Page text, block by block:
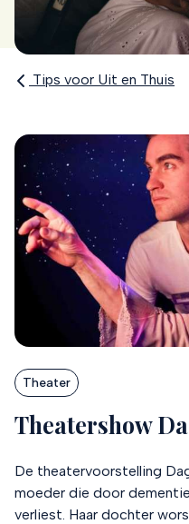
Tips voor Uit en Thuis
Theater
Theatershow
De theatervoorstelling
moeder die door
verliest. Haar dochter